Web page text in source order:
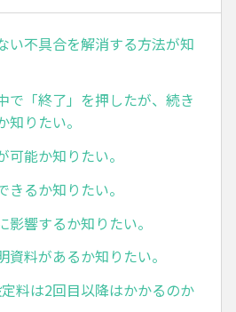
い不具合を解消する方法が知
で「終了」を押したが、続き
りたい。
能か知りたい。
るか知りたい。
響するか知りたい。
資料があるか知りたい。
料は2回目以降はかかるのか